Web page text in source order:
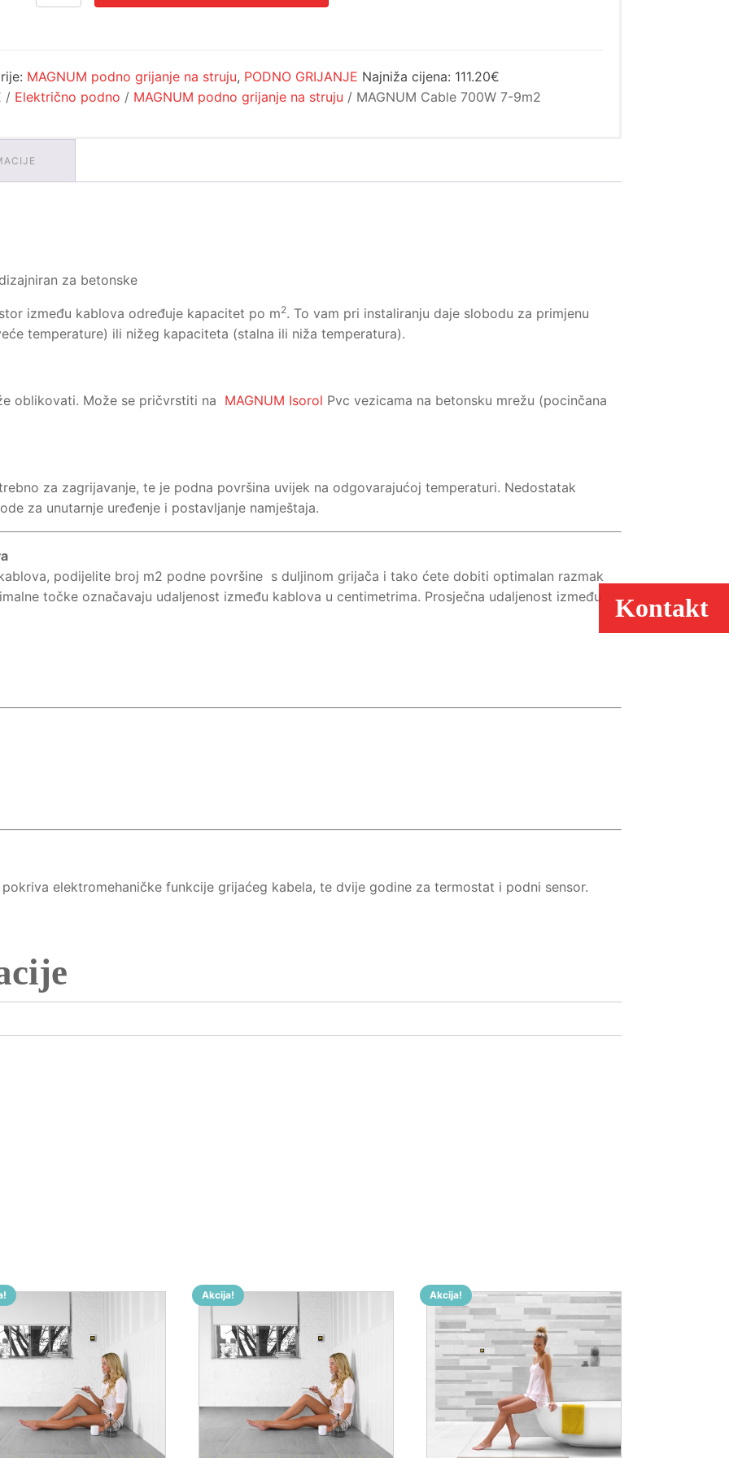
je:
114.40€.
MAGNUM podno grijanje na struju, PODNO GRIJANJE Najniža cijena: 111.20€
/ Električno podno / MAGNUM podno grijanje na struju / MAGNUM Cable 700W 7-9m2
za betonske
između kablova određuje kapacitet po m2. To vam pri instaliranju daje slobodu za primjenu
temperature) ili nižeg kapaciteta (stalna ili niža temperatura).
oblikovati. Može se pričvrstiti na MAGNUM Isorol Pvc vezicama na betonsku mrežu (pocinčana
za zagrijavanje, te je podna površina uvijek na odgovarajućoj temperaturi. Nedostatak
za unutarnje uređenje i postavljanje namještaja.
podijelite broj m2 podne površine s duljinom grijača i tako ćete dobiti optimalan razmak
točke označavaju udaljenost između kablova u centimetrima. Prosječna udaljenost između
elektromehaničke funkcije grijaćeg kabela, te dvije godine za termostat i podni sensor.
Akcija! Akcija!
Kontakt